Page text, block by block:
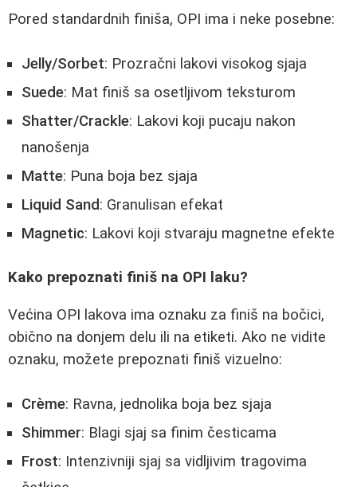
Pored standardnih finiša, OPI ima i neke posebne:
Jelly/Sorbet: Prozračni lakovi visokog sjaja
Suede: Mat finiš sa osetljivom teksturom
Shatter/Crackle: Lakovi koji pucaju nakon
nanošenja
Matte: Puna boja bez sjaja
Liquid Sand: Granulisan efekat
Magnetic: Lakovi koji stvaraju magnetne efekte
Kako prepoznati finiš na OPI laku?
Većina OPI lakova ima oznaku za finiš na bočici,
obično na donjem delu ili na etiketi. Ako ne vidite
oznaku, možete prepoznati finiš vizuelno:
Crème: Ravna, jednolika boja bez sjaja
Shimmer: Blagi sjaj sa finim česticama
Frost: Intenzivniji sjaj sa vidljivim tragovima